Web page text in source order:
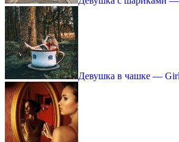
Девушка в чашке —